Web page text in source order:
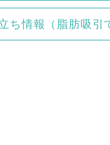
ち情報（脂肪吸引